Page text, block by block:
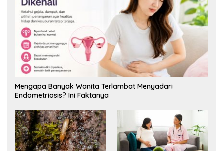
Mengapa Banyak Wanita Terlambat Menyadari
Endometriosis? Ini Faktanya